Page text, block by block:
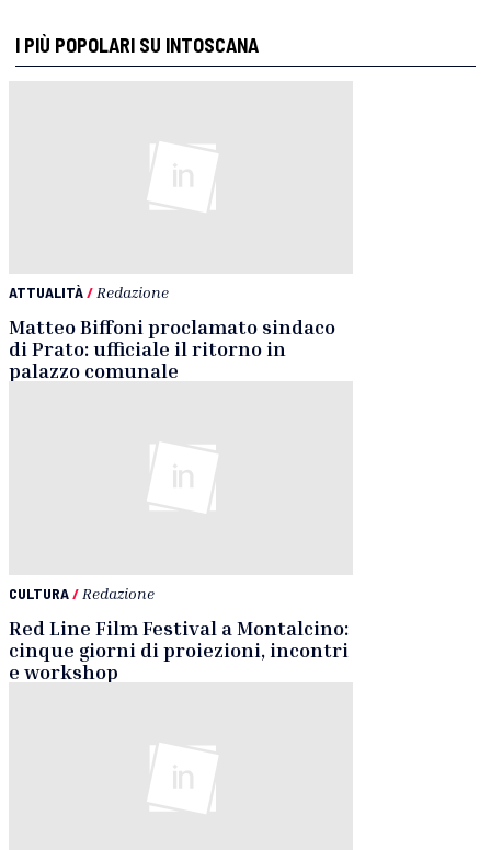
I PIÙ POPOLARI SU INTOSCANA
ATTUALITÀ/ Redazione
Matteo Biffoni proclamato sindaco
di Prato: ufficiale il ritorno in
palazzo comunale
CULTURA/ Redazione
Red Line Film Festival a Montalcino:
cinque giorni di proiezioni, incontri
e workshop